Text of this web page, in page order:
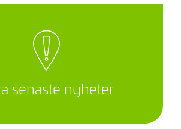
senaste nyheter